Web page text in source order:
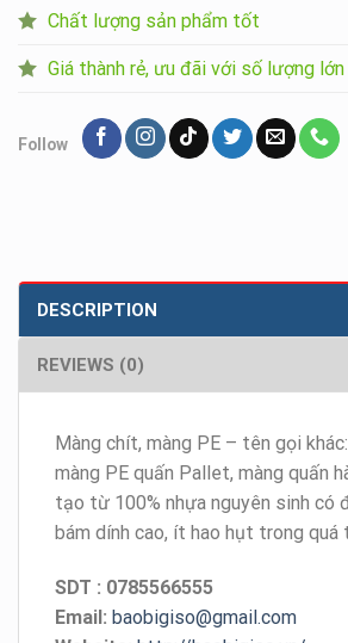
Chất lượng sản phẩm tốt
Giá thành rẻ, ưu đãi với số lượng lớn
Follow
DESCRIPTION
REVIEWS (0)
Màng chít, màng PE – tên gọi
màng PE quấn Pallet, màng quấn
tạo từ 100% nhựa nguyên sinh có
bám dính cao, ít hao hụt trong quá
SDT : 0785566555
Email: baobigiso@gmail.com